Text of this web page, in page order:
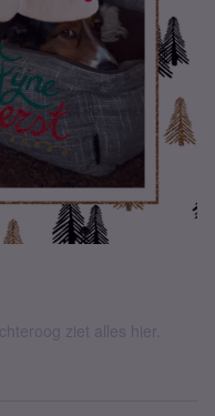
ziet alles hier.